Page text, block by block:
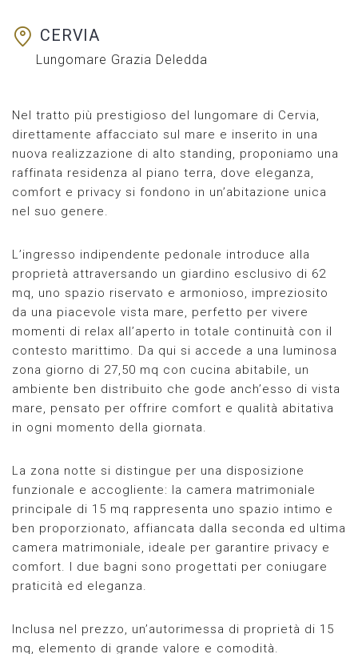
CERVIA
Lungomare Grazia Deledda
Nel tratto più prestigioso del lungomare di Cervia,
direttamente affacciato sul mare e inserito in una
nuova realizzazione di alto standing, proponiamo una
raffinata residenza al piano terra, dove eleganza,
comfort e privacy si fondono in un’abitazione unica
nel suo genere.
L’ingresso indipendente pedonale introduce alla
proprietà attraversando un giardino esclusivo di 62
mq, uno spazio riservato e armonioso, impreziosito
da una piacevole vista mare, perfetto per vivere
momenti di relax all’aperto in totale continuità con il
contesto marittimo. Da qui si accede a una luminosa
zona giorno di 27,50 mq con cucina abitabile, un
ambiente ben distribuito che gode anch’esso di vista
mare, pensato per offrire comfort e qualità abitativa
in ogni momento della giornata.
La zona notte si distingue per una disposizione
funzionale e accogliente: la camera matrimoniale
principale di 15 mq rappresenta uno spazio intimo e
ben proporzionato, affiancata dalla seconda ed ultima
camera matrimoniale, ideale per garantire privacy e
comfort. I due bagni sono progettati per coniugare
praticità ed eleganza.
Inclusa nel prezzo, un’autorimessa di proprietà di 15
mq, elemento di grande valore e comodità.